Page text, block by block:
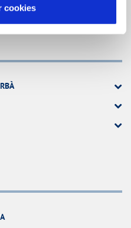
cookies